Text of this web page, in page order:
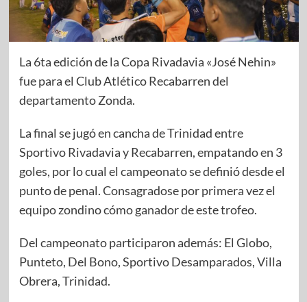
La 6ta edición de la Copa Rivadavia «José Nehin»
fue para el Club Atlético Recabarren del
departamento Zonda.
La final se jugó en cancha de Trinidad entre
Sportivo Rivadavia y Recabarren, empatando en 3
goles, por lo cual el campeonato se definió desde el
punto de penal. Consagradose por primera vez el
equipo zondino cómo ganador de este trofeo.
Del campeonato participaron además: El Globo,
Punteto, Del Bono, Sportivo Desamparados, Villa
Obrera, Trinidad.